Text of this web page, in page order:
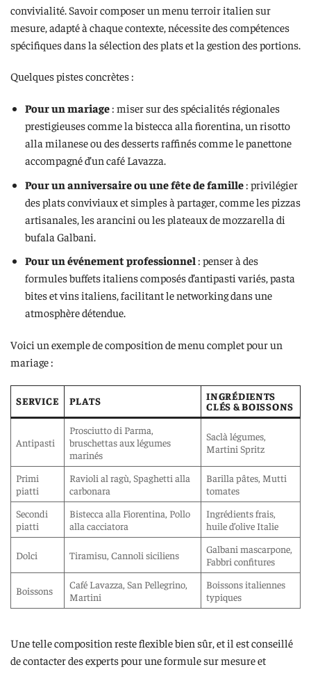
convivialité. Savoir composer un menu terroir italien sur
mesure, adapté à chaque contexte, nécessite des compétences
spécifiques dans la sélection des plats et la gestion des portions.
Quelques pistes concrètes :
Pour un mariage: miser sur des spécialités régionales
prestigieuses comme la bistecca alla fiorentina, un risotto
alla milanese ou des desserts raffinés comme le panettone
accompagné d’un café Lavazza.
Pour un anniversaire ou une fête de famille: privilégier
des plats conviviaux et simples à partager, comme les pizzas
artisanales, les arancini ou les plateaux de mozzarella di
bufala Galbani.
Pour un événement professionnel : penser à des
formules buffets italiens composés d’antipasti variés, pasta
bites et vins italiens, facilitant le networking dans une
atmosphère détendue.
Voici un exemple de composition de menu complet pour un
mariage :
SERVICE PLATS
INGRÉDIENTS
CLÉS & BOISSONS
Antipasti
Prosciutto di Parma,
bruschettas aux légumes
marinés
Saclà légumes,
Martini Spritz
Primi
piatti
Ravioli al ragù, Spaghetti alla
carbonara
Barilla pâtes, Mutti
tomates
Secondi
piatti
Bistecca alla Fiorentina, Pollo
alla cacciatora
Ingrédients frais,
huile d’olive Italie
Dolci Tiramisu, Cannoli siciliens
Galbani mascarpone,
Fabbri confitures
Boissons
Café Lavazza, San Pellegrino,
Martini
Boissons italiennes
typiques
Une telle composition reste flexible bien sûr, et il est conseillé
de contacter des experts pour une formule sur mesure et